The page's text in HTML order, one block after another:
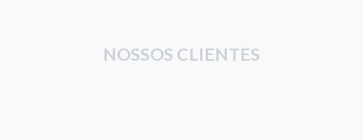
NOSSOS CLIENTES